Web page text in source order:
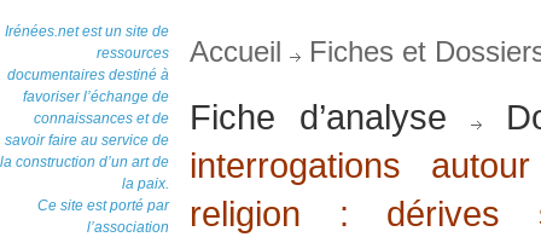
Irénées.net est un site de
ressources
documentaires destiné à
favoriser l’échange de
connaissances et de
savoir faire au service de
la construction d’un art de
la paix.
Ce site est porté par
l’association
Accueil Fiches et
Fiche d’analyse
interrogations
religion : dérives